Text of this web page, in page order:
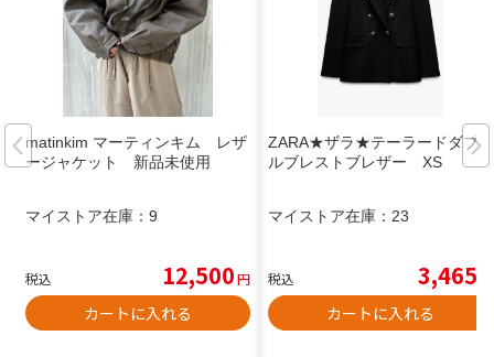
matinkim マーティンキム レザ
ージャケット 新品未使用
マイストア在庫： 9
税込 12,500円
カートに入れる
ZARA★ザラ★テーラードダブ
ルブレストブレザー XS
マイストア在庫： 23
税込 3,465
カートに入れる